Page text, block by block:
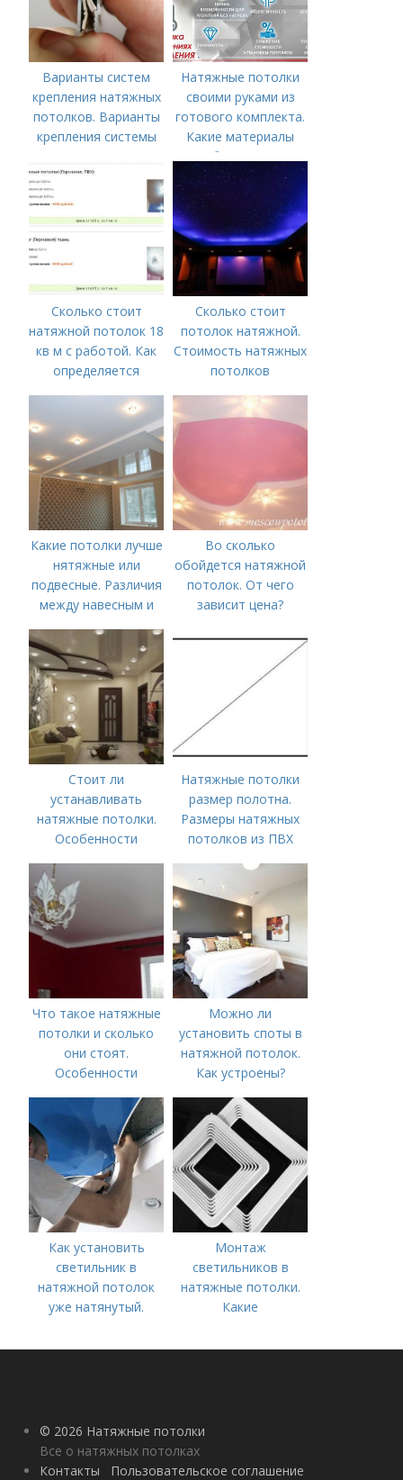
Варианты систем
крепления натяжных
потолков. Варианты
крепления системы
Натяжные потолки
своими руками из
готового комплекта.
Какие материалы
необходимы для
монтажа?
Сколько стоит
натяжной потолок 18
кв м с работой. Как
определяется
Сколько стоит
потолок натяжной.
Стоимость натяжных
потолков
Какие потолки лучше
нятяжные или
подвесные. Различия
между навесным и
Во сколько
обойдется натяжной
потолок. От чего
зависит цена?
Стоит ли
устанавливать
натяжные потолки.
Особенности
Натяжные потолки
размер полотна.
Размеры натяжных
потолков из ПВХ
Что такое натяжные
потолки и сколько
они стоят.
Особенности
Можно ли
установить споты в
натяжной потолок.
Как устроены?
Как установить
светильник в
натяжной потолок
уже натянутый.
задачи
Монтаж
светильников в
натяжные потолки.
Какие
потребуются?
© 2026 Натяжные потолки
Все о натяжных потолках
Контакты
Пользовательское соглашение